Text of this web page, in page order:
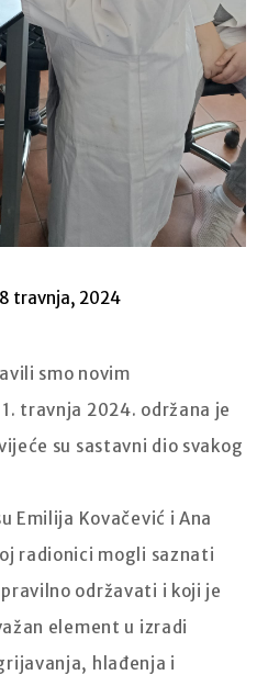
travnja, 2024
smo novim
travnja 2024. održana je
su sastavni dio svakog
Emilija Kovačević i Ana
radionici mogli saznati
održavati i koji je
element u izradi
hlađenja i